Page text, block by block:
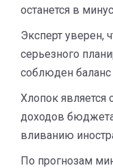
останется в
Эксперт уверен,
серьезного
соблюден
Хлопок является
доходов
вливанию
По прогнозам